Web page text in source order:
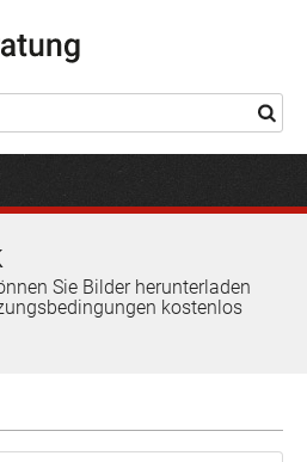
Sie Bilder herunterladen
kostenlos